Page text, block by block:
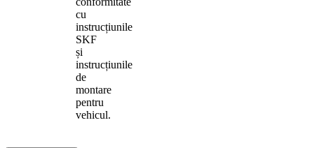
cu
instrucțiunile
SKF
și
instrucțiunile
de
montare
pentru
vehicul.